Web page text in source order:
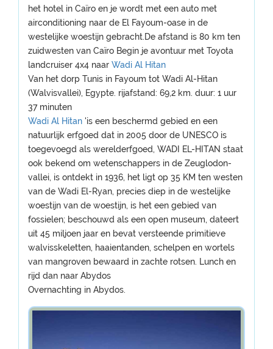
het hotel in Caïro en je wordt met een auto met
airconditioning naar de El Fayoum-oase in de
westelijke woestijn gebracht.De afstand is 80 km ten
zuidwesten van Caïro Begin je avontuur met Toyota
landcruiser 4x4 naar Wadi Al Hitan
Van het dorp Tunis in Fayoum tot Wadi Al-Hitan
(Walvisvallei), Egypte. rijafstand: 69,2 km. duur: 1 uur
37 minuten
Wadi Al Hitan 'is een beschermd gebied en een
natuurlijk erfgoed dat in 2005 door de UNESCO is
toegevoegd als werelderfgoed, WADI EL-HITAN staat
ook bekend om wetenschappers in de Zeuglodon-
vallei, is ontdekt in 1936, het ligt op 35 KM ten westen
van de Wadi El-Ryan, precies diep in de westelijke
woestijn van de woestijn, is het een gebied van
fossielen; beschouwd als een open museum, dateert
uit 45 miljoen jaar en bevat versteende primitieve
walvisskeletten, haaientanden, schelpen en wortels
van mangroven bewaard in zachte rotsen. Lunch en
rijd dan naar Abydos
Overnachting in Abydos.